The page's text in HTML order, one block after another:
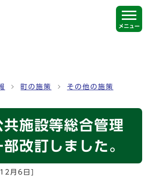
メニュー
町の施策 その他の施策
共施設等総合管理
改訂しました。
月6日